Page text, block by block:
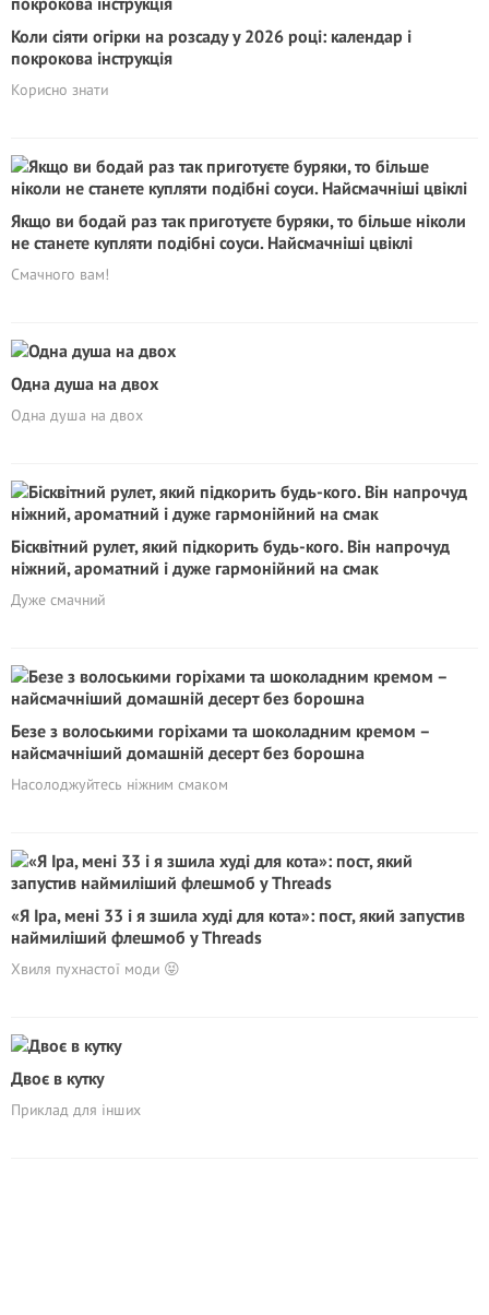
Коли сіяти огірки на розсаду у 2026 році: календар і
покрокова інструкція
Корисно знати
Якщо ви бодай раз так приготуєте буряки, то більше ніколи
не станете купляти подібні соуси. Найсмачніші цвіклі
Смачного вам!
Одна душа на двох
Одна душа на двох
Бісквітний рулет, який підкорить будь-кого. Він напрочуд
ніжний, ароматний і дуже гармонійний на смак
Дуже смачний
Безе з волоськими горіхами та шоколадним кремом –
найсмачніший домашній десерт без борошна
Насолоджуйтесь ніжним смаком
«Я Іра, мені 33 і я зшила худі для кота»: пост, який запустив
наймиліший флешмоб у Threads
Хвиля пухнастої моди 😝
Двоє в кутку
Приклад для інших